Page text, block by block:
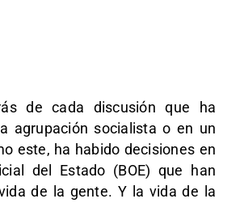
de cada discusión que ha
agrupación socialista o en un
este, ha habido decisiones en
del Estado (BOE) que han
de la gente. Y la vida de la